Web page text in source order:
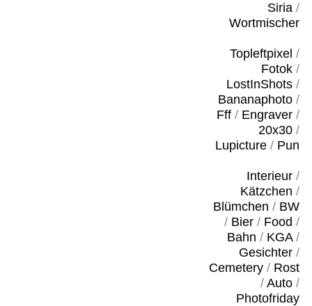
Siria/
Wortmischer
Topleftpixel /
Fotok/
LostInShots/
Bananaphoto/
Fff/ Engraver/
20x30/
Lupicture/ Pun
Interieur/
Kätzchen /
Blümchen / BW
/ Bier/ Food /
Bahn / KGA/
Gesichter/
Cemetery/ Rost
/ Auto/
Photofriday